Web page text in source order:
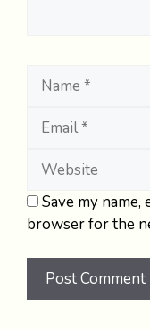
Name
Save my name,
browser for the